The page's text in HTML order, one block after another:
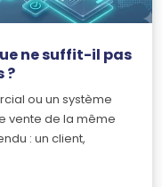
ne suffit-il pas
?
ou un système
vente de la même
: un client,